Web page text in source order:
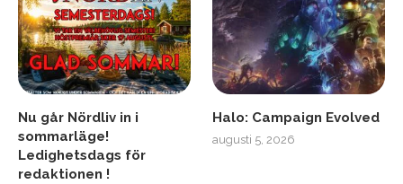
Nu går Nördliv in i
sommarläge!
Ledighetsdags för
redaktionen !
Halo: Campaign Evolved
augusti 5, 2026